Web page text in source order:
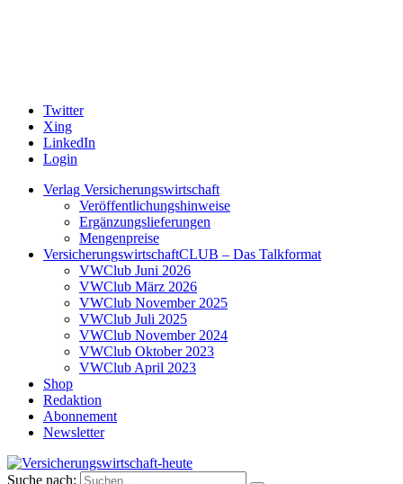
Twitter
Xing
LinkedIn
Login
Verlag Versicherungswirtschaft
Veröffentlichungshinweise
Ergänzungslieferungen
Mengenpreise
VersicherungswirtschaftCLUB – Das Talkformat
VWClub Juni 2026
VWClub März 2026
VWClub November 2025
VWClub Juli 2025
VWClub November 2024
VWClub Oktober 2023
VWClub April 2023
Shop
Redaktion
Abonnement
Newsletter
Suche nach: